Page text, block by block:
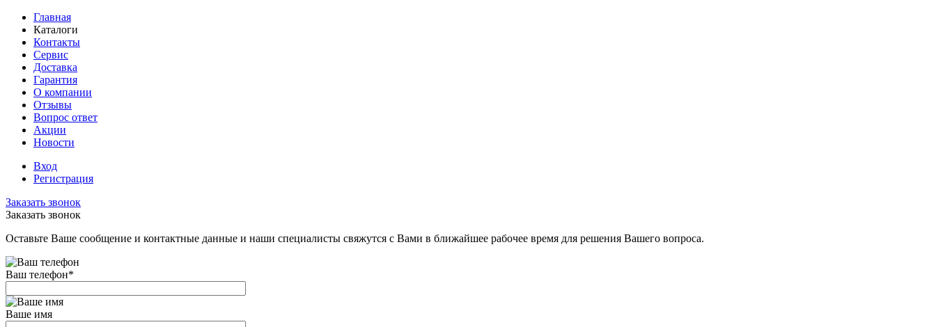
Главная
Каталоги
Контакты
Сервис
Доставка
Гарантия
О компании
Отзывы
Вопрос ответ
Акции
Новости
Вход
Регистрация
Заказать звонок
Заказать звонок
Оставьте Ваше сообщение и контактные данные и наши специалисты свяжутся с Вами в ближайшее рабочее время для решения Вашего вопроса.
Ваш телефон*
Ваше имя